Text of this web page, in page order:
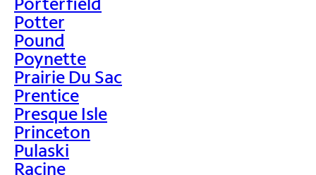
Potter
Pound
Poynette
Prairie Du Sac
Prentice
Presque Isle
Princeton
Pulaski
Racine